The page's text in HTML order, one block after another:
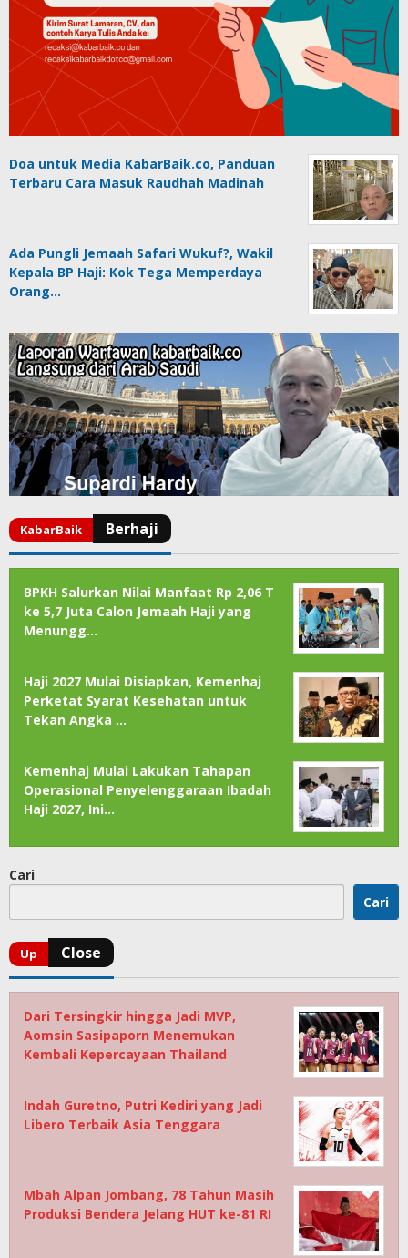
Doa untuk Media KabarBaik.co, Panduan
Terbaru Cara Masuk Raudhah Madinah
Ada Pungli Jemaah Safari Wukuf?, Wakil
Kepala BP Haji: Kok Tega Memperdaya
Orang…
BPKH Salurkan Nilai Manfaat Rp 2,06 T
ke 5,7 Juta Calon Jemaah Haji yang
Menungg…
Haji 2027 Mulai Disiapkan, Kemenhaj
Perketat Syarat Kesehatan untuk
Tekan Angka …
Kemenhaj Mulai Lakukan Tahapan
Operasional Penyelenggaraan Ibadah
Haji 2027, Ini…
Cari
Cari
Dari Tersingkir hingga Jadi MVP,
Aomsin Sasipaporn Menemukan
Kembali Kepercayaan Thailand
Indah Guretno, Putri Kediri yang Jadi
Libero Terbaik Asia Tenggara
Mbah Alpan Jombang, 78 Tahun Masih
Produksi Bendera Jelang HUT ke-81 RI